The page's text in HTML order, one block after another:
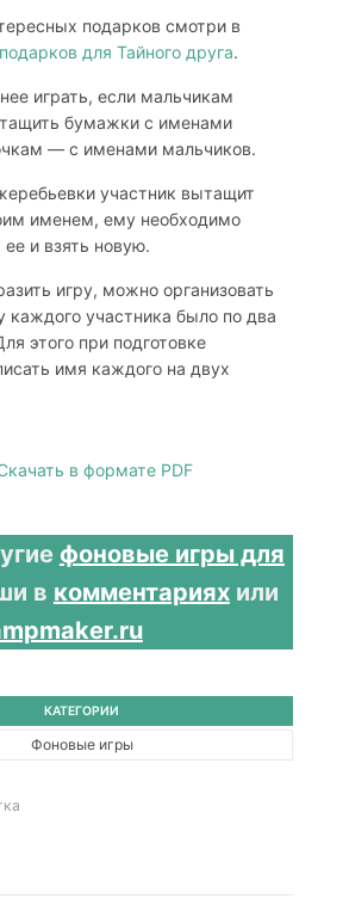
подарков смотри в
для Тайного друга.
играть, если мальчикам
бумажки с именами
— с именами мальчиков.
участник вытащит
именем, ему необходимо
и взять новую.
игру, можно организовать
каждого участника было по два
этого при подготовке
имя каждого на двух
в формате PDF
фоновые игры для
в комментарияхили
КАТЕГОРИИ
Фоновые игры